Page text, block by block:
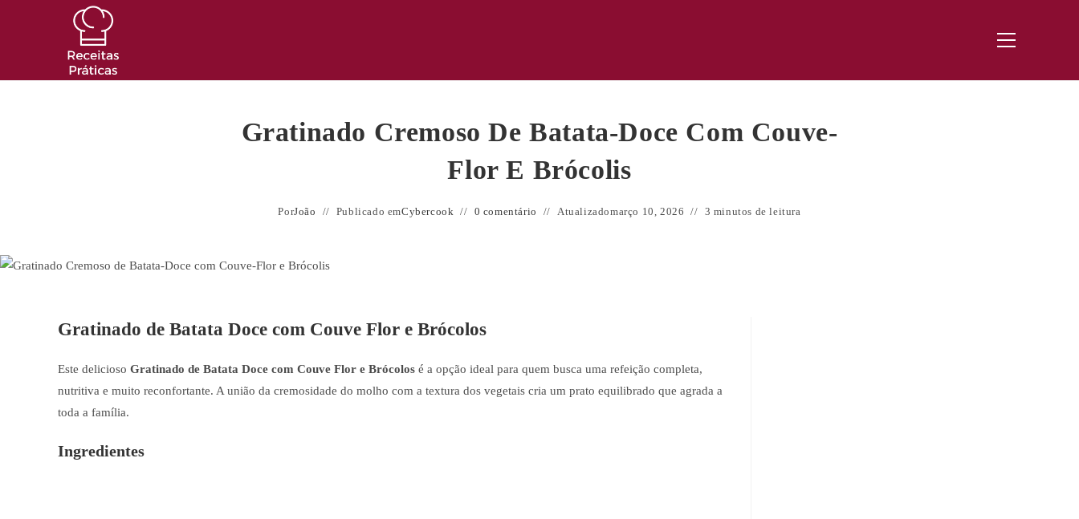
Menu
Gratinado Cremoso De Batata-Doce Com Couve-
Flor E Brócolis
PorJoão Publicado emCybercook 0 comentário Atualizadomarço 10, 2026 3 minutos de leitura
Gratinado de Batata Doce com Couve Flor e Brócolos
Este delicioso Gratinado de Batata Doce com Couve Flor e Brócolos é a opção ideal para quem busca uma refeição completa,
nutritiva e muito reconfortante. A união da cremosidade do molho com a textura dos vegetais cria um prato equilibrado que agrada a
toda a família.
Ingredientes